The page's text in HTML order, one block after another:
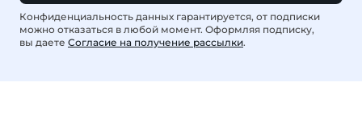
Конфиденциальность данных гарантируется, от подписки
можно отказаться в любой момент. Оформляя подписку,
вы даете Согласие на получение рассылки.